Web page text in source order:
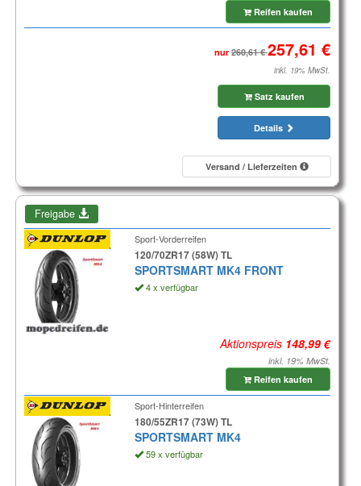
Reifen kaufen
nur
inkl. 19% MwSt.
Satz kaufen
Details
Versand / Lieferzeiten
Freigabe
Sport-Vorderreifen
120/70ZR17 (58W) TL
SPORTSMART MK4 FRONT
4 x verfügbar
Aktionspreis
inkl. 19% MwSt.
Reifen kaufen
Sport-Hinterreifen
180/55ZR17 (73W) TL
SPORTSMART MK4
59 x verfügbar